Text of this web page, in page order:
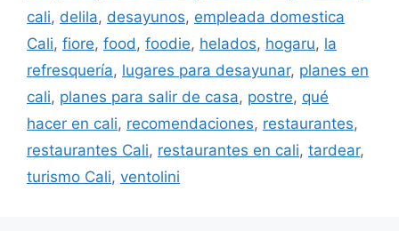
cali, delila, desayunos, empleada domestica
Cali, fiore, food , foodie, helados, hogaru, la
refresquería, lugares para desayunar, planes en
cali, planes para salir de casa, postre, qué
hacer en cali, recomendaciones, restaurantes,
restaurantes Cali, restaurantes en cali, tardear,
turismo Cali, ventolini